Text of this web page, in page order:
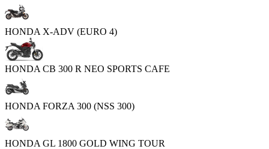
HONDA X-ADV (EURO 4)
HONDA CB 300 R NEO SPORTS CAFE
HONDA FORZA 300 (NSS 300)
HONDA GL 1800 GOLD WING TOUR